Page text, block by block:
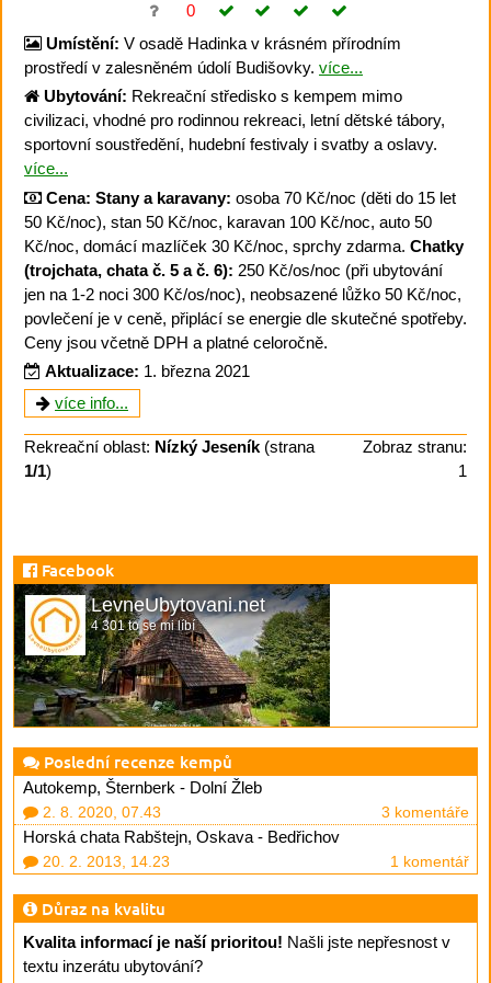
0
Umístění: V osadě Hadinka v krásném přírodním
prostředí v zalesněném údolí Budišovky. více...
Ubytování: Rekreační středisko s kempem mimo
civilizaci, vhodné pro rodinnou rekreaci, letní dětské tábory,
sportovní soustředění, hudební festivaly i svatby a oslavy.
více...
Cena: Stany a karavany: osoba 70 Kč/noc (děti do 15 let
50 Kč/noc), stan 50 Kč/noc, karavan 100 Kč/noc, auto 50
Kč/noc, domácí mazlíček 30 Kč/noc, sprchy zdarma. Chatky
(trojchata, chata č. 5 a č. 6): 250 Kč/os/noc (při ubytování
jen na 1-2 noci 300 Kč/os/noc), neobsazené lůžko 50 Kč/noc,
povlečení je v ceně, připlácí se energie dle skutečné spotřeby.
Ceny jsou včetně DPH a platné celoročně.
Aktualizace: 1. března 2021
více info...
Rekreační oblast: Nízký Jeseník (strana
1/1)
Zobraz stranu:
1
Facebook
LevneUbytovani.net
4 301 to se mi líbí
Poslední recenze kempů
Autokemp, Šternberk - Dolní Žleb
2. 8. 2020, 07.43 3 komentáře
Horská chata Rabštejn, Oskava - Bedřichov
20. 2. 2013, 14.23 1 komentář
Důraz na kvalitu
Kvalita informací je naší prioritou! Našli jste nepřesnost v
textu inzerátu ubytování?